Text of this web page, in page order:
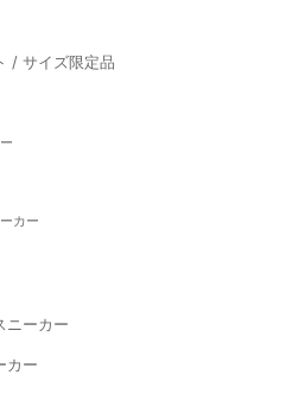
/ サイズ限定品
カー
ニーカー
カー